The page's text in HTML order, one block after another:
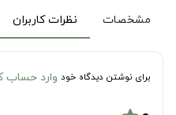
مشخصات نظرات کاربران
برای نوشتن دیدگاه خود وارد حساب